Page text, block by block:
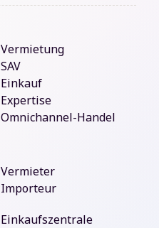
Vermietung
SAV
Einkauf
Expertise
Omnichannel-Handel
Vermieter
Importeur
Einkaufszentrale